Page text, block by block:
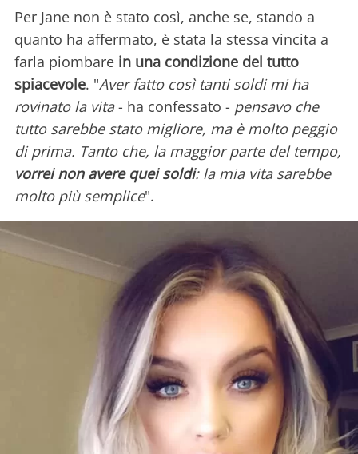
Per Jane non è stato così, anche se, stando a
quanto ha affermato, è stata la stessa vincita a
farla piombare in una condizione del tutto
spiacevole. "Aver fatto così tanti soldi mi ha
rovinato la vita- ha confessato - pensavo che
tutto sarebbe stato migliore, ma è molto peggio
di prima. Tanto che, la maggior parte del tempo,
vorrei non avere quei soldi: la mia vita sarebbe
molto più semplice".